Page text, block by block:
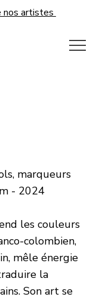
nos artistes
marqueurs
- 2024
les couleurs
colombien,
mêle énergie
la
Son art se